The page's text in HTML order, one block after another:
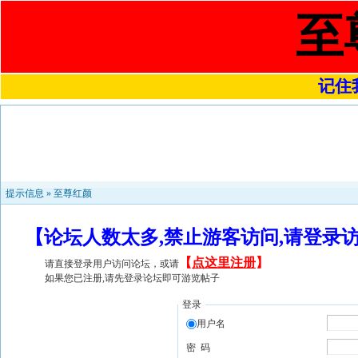
至
记住
提示信息 » 至尊红颜
【论坛人数太多,禁止游客访问,请登
请直接登录用户访问论坛，或请 【 点这里注册】
如果您已注册,请先登录论坛即可游览帖子
登录
用户名
密 码